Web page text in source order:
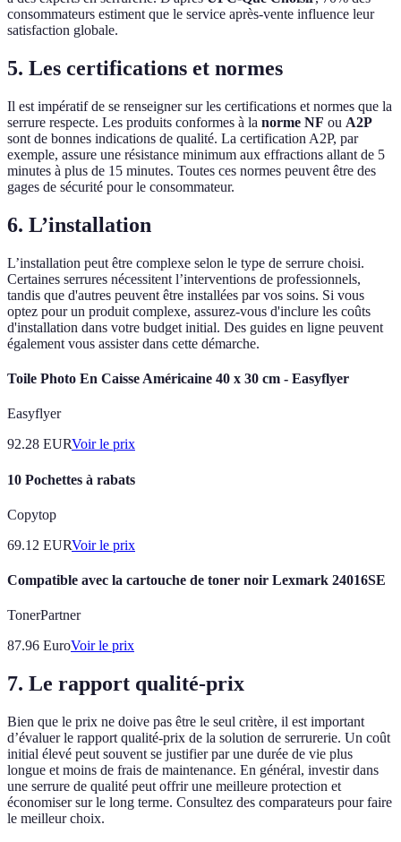
consommateurs estiment que le service après-vente influence leur
satisfaction globale.
5. Les certifications et normes
Il est impératif de se renseigner sur les certifications et normes que la
serrure respecte. Les produits conformes à la norme NF ou A2P
sont de bonnes indications de qualité. La certification A2P, par
exemple, assure une résistance minimum aux effractions allant de 5
minutes à plus de 15 minutes. Toutes ces normes peuvent être des
gages de sécurité pour le consommateur.
6. L’installation
L’installation peut être complexe selon le type de serrure choisi.
Certaines serrures nécessitent l’interventions de professionnels,
tandis que d'autres peuvent être installées par vos soins. Si vous
optez pour un produit complexe, assurez-vous d'inclure les coûts
d'installation dans votre budget initial. Des guides en ligne peuvent
également vous assister dans cette démarche.
Toile Photo En Caisse Américaine 40 x 30 cm - Easyflyer
Easyflyer
92.28 EURVoir le prix
10 Pochettes à rabats
Copytop
69.12 EURVoir le prix
Compatible avec la cartouche de toner noir Lexmark 24016SE
TonerPartner
87.96 EuroVoir le prix
7. Le rapport qualité-prix
Bien que le prix ne doive pas être le seul critère, il est important
d’évaluer le rapport qualité-prix de la solution de serrurerie. Un coût
initial élevé peut souvent se justifier par une durée de vie plus
longue et moins de frais de maintenance. En général, investir dans
une serrure de qualité peut offrir une meilleure protection et
économiser sur le long terme. Consultez des comparateurs pour faire
le meilleur choix.